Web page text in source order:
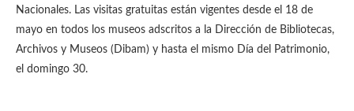
Nacionales. Las visitas gratuitas están vigentes desde el 18 de
mayo en todos los museos adscritos a la Dirección de Bibliotecas,
Archivos y Museos (Dibam) y hasta el mismo Día del Patrimonio,
el domingo 30.